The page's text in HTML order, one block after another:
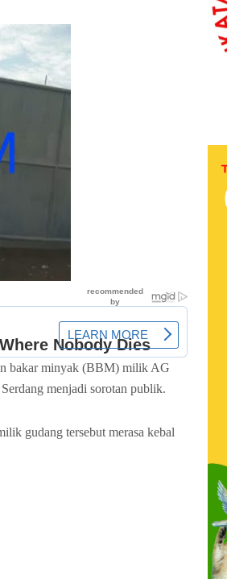
bakar minyak (BBM) milik AG
menjadi sorotan publik.
gudang tersebut merasa kebal